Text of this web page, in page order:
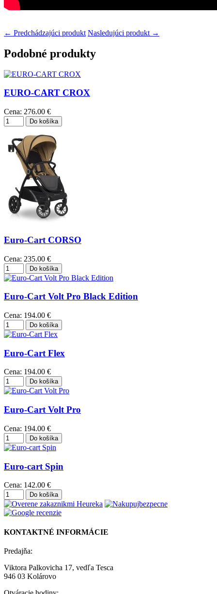
← Predchádzajúci produkt Nasledujúci produkt →
Podobné produkty
EURO-CART CROX
Cena: 276.00 €
Euro-Cart CORSO
Cena: 235.00 €
Euro-Cart Volt Pro Black Edition
Cena: 194.00 €
Euro-Cart Flex
Cena: 194.00 €
Euro-Cart Volt Pro
Cena: 194.00 €
Euro-cart Spin
Cena: 142.00 €
KONTAKTNÉ INFORMÁCIE
Predajňa:
Viktora Palkovicha 17, vedľa Tesca
946 03 Kolárovo